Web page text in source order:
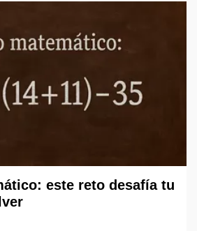
este reto desafía tu